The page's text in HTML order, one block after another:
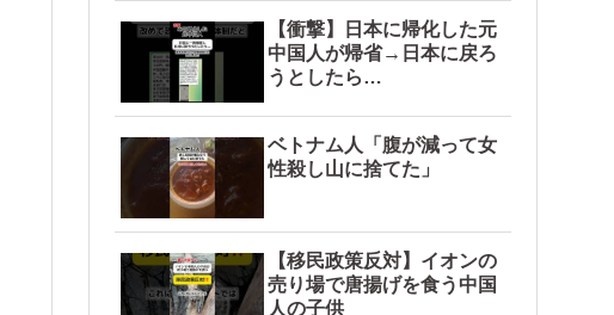
【衝撃】日本に帰化した元
中国人が帰省→日本に戻ろ
うとしたら…
ベトナム人「腹が減って女
性殺し山に捨てた」
【移民政策反対】イオンの
売り場で唐揚げを食う中国
人の子供